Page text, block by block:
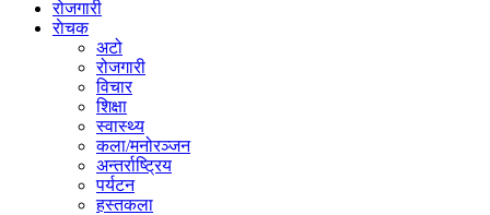
रोजगारी
राेचक
अटो
रोजगारी
विचार
शिक्षा
स्वास्थ्य
कला/मनोरञ्जन
अन्तर्राष्ट्रिय
पर्यटन
हस्तकला